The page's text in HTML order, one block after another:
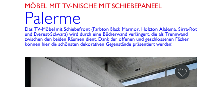
MÖBEL MIT TV-NISCHE MIT SCHIEBEPANEEL
Palerme
Das TV-Möbel mit Schiebefront (Farbton Black Marmor, Holzton Alabama, Sirra-Rot
und Everest-Schwarz) wird durch eine Bücherwand verlängert, die als Trennwand
zwischen den beiden Räumen dient. Dank der offenen und geschlossenen Fächer
können hier die schönsten dekorativen Gegenstände präsentiert werden!